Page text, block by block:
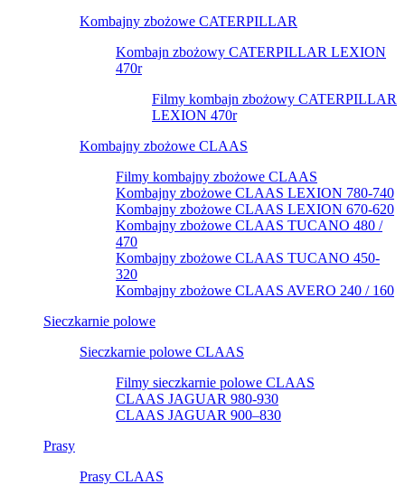
Kombajny zbożowe CATERPILLAR
Kombajn zbożowy CATERPILLAR LEXION
470r
Filmy kombajn zbożowy CATERPILLAR
LEXION 470r
Kombajny zbożowe CLAAS
Filmy kombajny zbożowe CLAAS
Kombajny zbożowe CLAAS LEXION 780-740
Kombajny zbożowe CLAAS LEXION 670-620
Kombajny zbożowe CLAAS TUCANO 480 /
470
Kombajny zbożowe CLAAS TUCANO 450-
320
Kombajny zbożowe CLAAS AVERO 240 / 160
Sieczkarnie polowe
Sieczkarnie polowe CLAAS
Filmy sieczkarnie polowe CLAAS
CLAAS JAGUAR 980-930
CLAAS JAGUAR 900–830
Prasy
Prasy CLAAS